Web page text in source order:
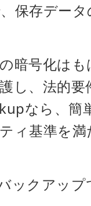
保存デー
暗号化は
し、法的
なら、簡
ィ基準を
ックアッ